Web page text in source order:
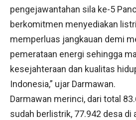
pengejawantahan sila ke-5
berkomitmen menyediakan
memperluas jangkauan demi
pemerataan energi sehingga
kesejahteraan dan kualitas
Indonesia,” ujar Darmawan.
Darmawan merinci, dari total
sudah berlistrik, 77.942 desa di